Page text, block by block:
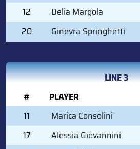
12
Delia Margola
20
Ginevra Springhetti
LINE 3
#
PLAYER
11
Marica Consolini
17
Alessia Giovannini